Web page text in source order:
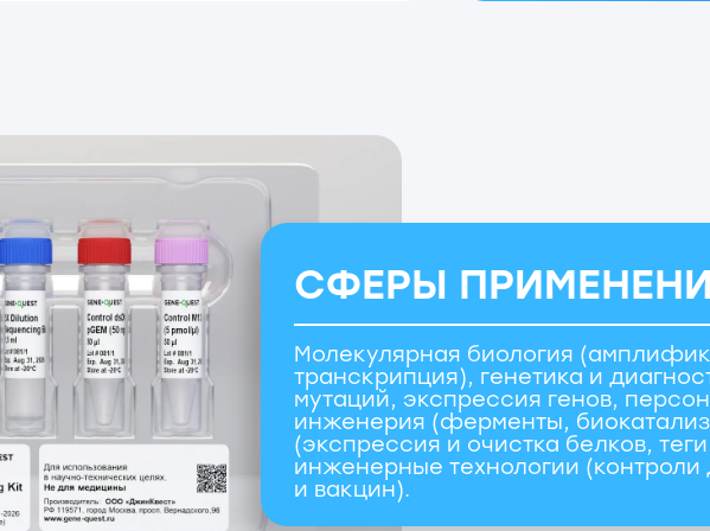
Политика обработки
персональных данных
Вопросы и обращения
Карточка реквизитов
Почта
mcitz@zdrav.mos.ru